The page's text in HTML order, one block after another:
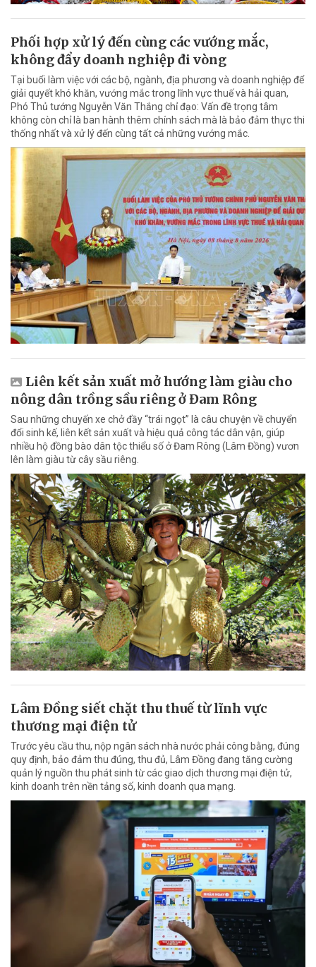
Phối hợp xử lý đến cùng các vướng mắc,
không đẩy doanh nghiệp đi vòng
Tại buổi làm việc với các bộ, ngành, địa phương và doanh nghiệp để
giải quyết khó khăn, vướng mắc trong lĩnh vực thuế và hải quan,
Phó Thủ tướng Nguyễn Văn Thắng chỉ đạo: Vấn đề trọng tâm
không còn chỉ là ban hành thêm chính sách mà là bảo đảm thực thi
thống nhất và xử lý đến cùng tất cả những vướng mắc.
Liên kết sản xuất mở hướng làm giàu cho
nông dân trồng sầu riêng ở Đam Rông
Sau những chuyến xe chở đầy “trái ngọt” là câu chuyện về chuyển
đổi sinh kế, liên kết sản xuất và hiệu quả công tác dân vận, giúp
nhiều hộ đồng bào dân tộc thiểu số ở Đam Rông (Lâm Đồng) vươn
lên làm giàu từ cây sầu riêng.
Lâm Đồng siết chặt thu thuế từ lĩnh vực
thương mại điện tử
Trước yêu cầu thu, nộp ngân sách nhà nước phải công bằng, đúng
quy định, bảo đảm thu đúng, thu đủ, Lâm Đồng đang tăng cường
quản lý nguồn thu phát sinh từ các giao dịch thương mại điện tử,
kinh doanh trên nền tảng số, kinh doanh qua mạng.